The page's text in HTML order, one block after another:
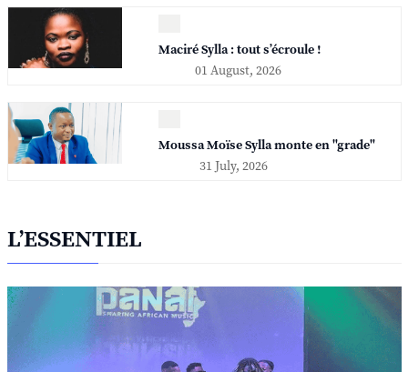
Maciré Sylla : tout s’écroule !
01 August, 2026
Moussa Moïse Sylla monte en "grade"
31 July, 2026
L’ESSENTIEL